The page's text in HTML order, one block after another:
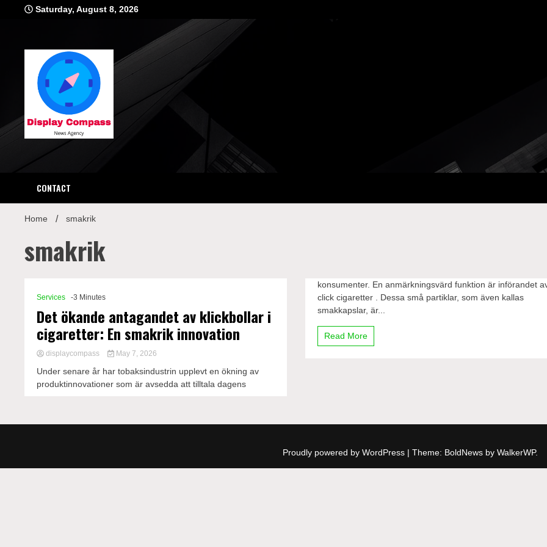
Saturday, August 8, 2026
Display
CONTACT
Home smakrik
smakrik
Services -3 Minutes
Det ökande antagandet av klickbollar i
cigaretter: En smakrik innovation
displaycompass May 7, 2026
Under senare år har tobaksindustrin upplevt en ökning av
produktinnovationer som är avsedda att tilltala dagens
konsumenter. En anmärkningsvärd funktion är införandet
click cigaretter . Dessa små partiklar, som även kallas
smakkapslar, är...
Read More
Proudly powered by WordPress | Theme: BoldNews by WalkerWP.